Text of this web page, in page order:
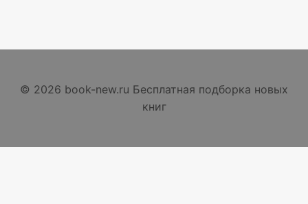
© 2026 book-new.ru Бесплатная подборка новых
книг